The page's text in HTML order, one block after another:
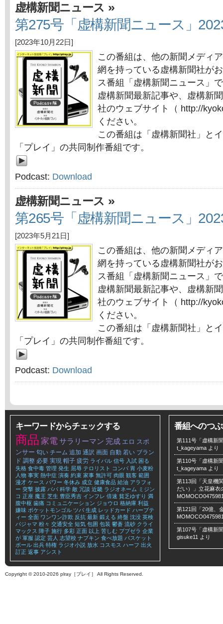
虚構新聞ニュース »
第275号「虚構新聞ニュース」
[2023年10月22日]
この番組は、他の新聞メディ
網を持っている虚構新聞社が
ス番組「虚構新聞ニュース」
虚構新聞最新記事や、虚構新
社のウェブサイト（ http://
ください。
この番組は「虚構新聞社」と
「プレイ」の共同制作番組です。
Podcast: Download
虚構新聞ニュース »
第265号「虚構新聞ニュース」
[2023年5月21日]
この番組は、他の新聞メディ
網を持っている虚構新聞社が
ス番組「虚構新聞ニュース」
虚構新聞最新記事や、虚構新
社のウェブサイト（ http://
ください。
この番組は「虚構新聞社」と
「プレイ」の共同制作番組です。
Podcast: Download
キーワードからチェックする
商品 家電サラリーマン 完成 エロ スポ
ンサー 匂い チーム 追加 通訳 画面 自動 若い ブラン
ド 調整 必要 実現 帽子 疲労 ライバル 信号 入試 困る
失格 食中毒 管理 発生 屈辱 テロリスト コンパ 胃 小麦粉
人物 事実 熱中症 演奏 約束 家事 無許可 肉眼 観客 範囲
漫才 ケース パワー 冬休み 成立 健康食品 給油 アラフォ
ー 突撃 披露 パパ 科学 敵 冗談 近畿 ラジオネーム ミジン
コ 正座 魔王 芝生 豊臣秀吉 インフレ 倍速 貧乏ゆすり 満
腹中枢 歯痛 コミュニケーション ジョウロ 格納庫 利益
嫌味 ポケットモンゴル ツバ 生成 レッドカード ハーブテ
ィー 全面 ワンワン詐欺 反抗 最新 鍛える 終盤 沈没 英検
パジャマ 粉々 交通安全 短気 包囲 包装 鬱蒼 流砂 クライ
マックス 障子 施行 多彩 正面 以上 苦しむ ブブゼラ 企業
が 軍服 認定 芸人 志望校 ナプキン 食べ放題 バスケット
ボール 出兵 特権 ラジオ小説 放水 コスモス ハーフ 出火
訂正 返事 アシスト
番組へのつ
第111号「虚構新
t_kageyama より
第110号「虚構新
t_kageyama より
第113回「天皇機
だい）」立花麻衣
第121回「20億、
第107号「虚構新
gisuke11 より
Copyright © 2010-2026 plray［プレイ］ All Rights Reserved.